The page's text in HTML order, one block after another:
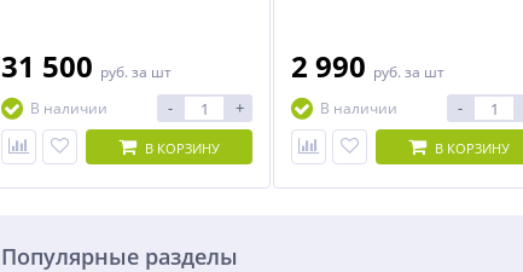
31 500 руб. за шт
В наличии
- +
В КОРЗИНУ
2 990 руб. за шт
В наличии
-
В КОРЗИНУ
Популярные разделы